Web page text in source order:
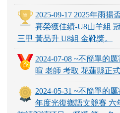
2025-09-17 2025年雨
賽榮獲佳績-U8山羊組
三甲 黃品升 U8組 金靴獎。
2024-07-08 ~不簡單的
暄 老師 考取 花蓮縣正式
2024-05-31 ~不簡單的
年度光復鄉語文競賽 六